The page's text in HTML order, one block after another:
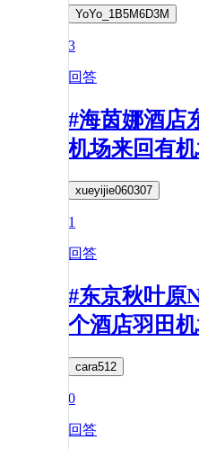
YoYo_1B5M6D3M
3
回答
#海茵娜酒店
机场来回有
xueyijie060307
1
回答
#东京秋叶原
个酒店羽田
cara512
0
回答